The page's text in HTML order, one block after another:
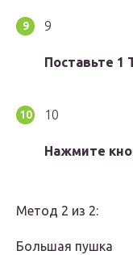
9
Поставьте 1
10
Нажмите
Метод 2 из 2:
Большая пушка